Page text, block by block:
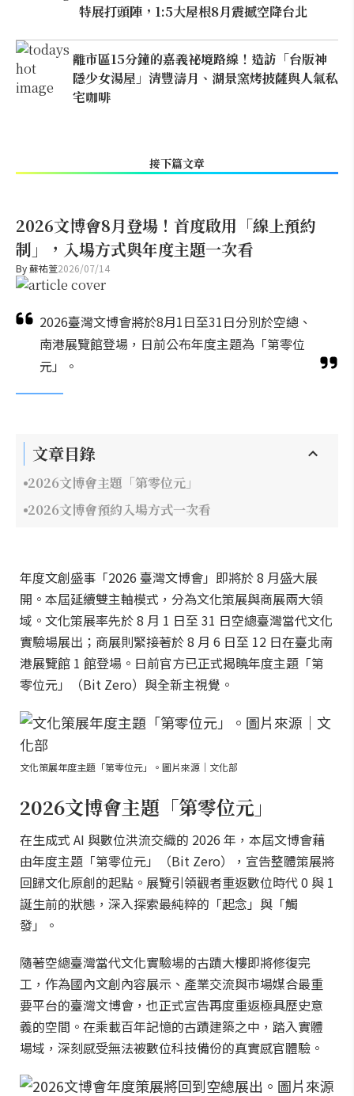
特展打頭陣，1:5大屋根8月震撼空降台北
離市區15分鐘的嘉義祕境路線！造訪「台版神
隱少女湯屋」清豐濤月、湖景窯烤披薩與人氣私
宅咖啡
接下篇文章
2026文博會8月登場！首度啟用「線上預約
制」，入場方式與年度主題一次看
By蘇祐萱2026/07/14
2026臺灣文博會將於8月1日至31日分別於空總、
南港展覽館登場，日前公布年度主題為「第零位
元」。
文章目錄
2026文博會主題「第零位元」
2026文博會預約入場方式一次看
年度文創盛事「2026 臺灣文博會」即將於 8 月盛大展
開。本屆延續雙主軸模式，分為文化策展與商展兩大領
域。文化策展率先於 8 月 1 日至 31 日空總臺灣當代文化
實驗場展出；商展則緊接著於 8 月 6 日至 12 日在臺北南
港展覽館 1 館登場。日前官方已正式揭曉年度主題「第
零位元」（Bit Zero）與全新主視覺。
文化策展年度主題「第零位元」。圖片來源｜文化部
2026文博會主題「第零位元」
在生成式 AI 與數位洪流交織的 2026 年，本屆文博會藉
由年度主題「第零位元」（Bit Zero），宣告整體策展將
回歸文化原創的起點。展覽引領觀者重返數位時代 0 與 1
誕生前的狀態，深入探索最純粹的「起念」與「觸
發」。
隨著空總臺灣當代文化實驗場的古蹟大樓即將修復完
工，作為國內文創內容展示、產業交流與市場媒合最重
要平台的臺灣文博會，也正式宣告再度重返極具歷史意
義的空間。在乘載百年記憶的古蹟建築之中，踏入實體
場域，深刻感受無法被數位科技備份的真實感官體驗。